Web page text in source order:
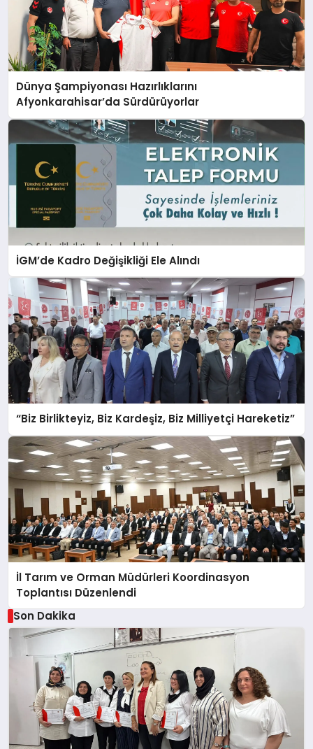
Dünya Şampiyonası Hazırlıklarını
Afyonkarahisar’da Sürdürüyorlar
İGM’de Kadro Değişikliği Ele Alındı
“Biz Birlikteyiz, Biz Kardeşiz, Biz Milliyetçi Hareketiz”
İl Tarım ve Orman Müdürleri Koordinasyon
Toplantısı Düzenlendi
Son Dakika